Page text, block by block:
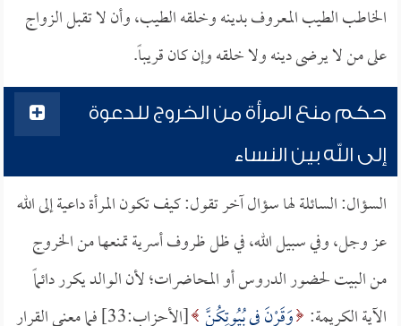
الخاطب الطيب المعروف بدينه وخلقه الطيب، وأن لا تقبل الزواج
على من لا يرضى دينه ولا خلقه وإن كان قريباً.
حكم منع المرأة من الخروج للدعوة
إلى الله بين النساء
السؤال: السائلة لها سؤال آخر تقول: كيف تكون المرأة داعية إلى الله
عز وجل، وفي سبيل الله، في ظل ظروف أسرية تمنعها من الخروج
من البيت لحضور الدروس أو المحاضرات؛ لأن الوالد يكرر دائماً
الآية الكريمة: وَقَرْنَ فِي بُيُوتِكُنَّ [الأحزاب:33] فما معنى القرار